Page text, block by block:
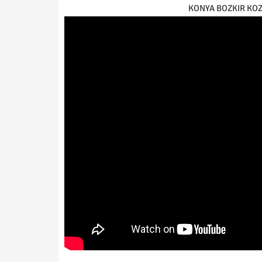
KONYA BOZKIR